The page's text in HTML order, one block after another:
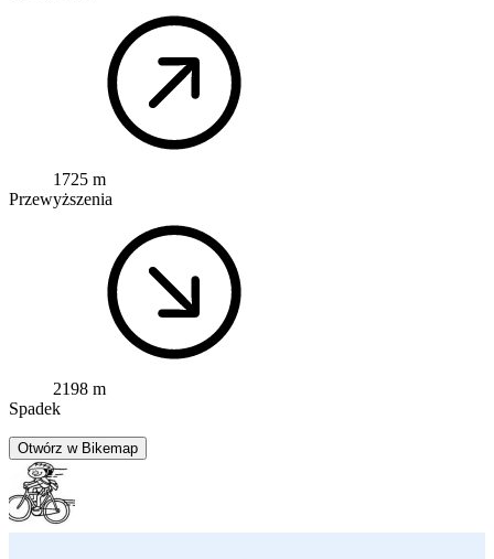
1725 m
Przewyższenia
2198 m
Spadek
Otwórz w Bikemap